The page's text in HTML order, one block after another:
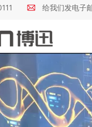
给我们发电子